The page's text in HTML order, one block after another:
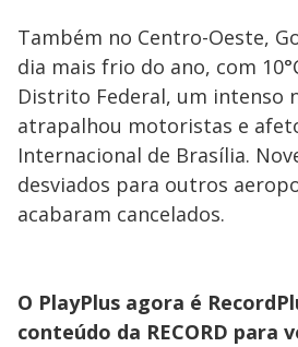
Também no Centro-Oeste,
dia mais frio do ano, com
Distrito Federal, um intenso
atrapalhou motoristas e
Internacional de Brasília.
desviados para outros
acabaram cancelados.
O PlayPlus agora é
conteúdo da RECORD para